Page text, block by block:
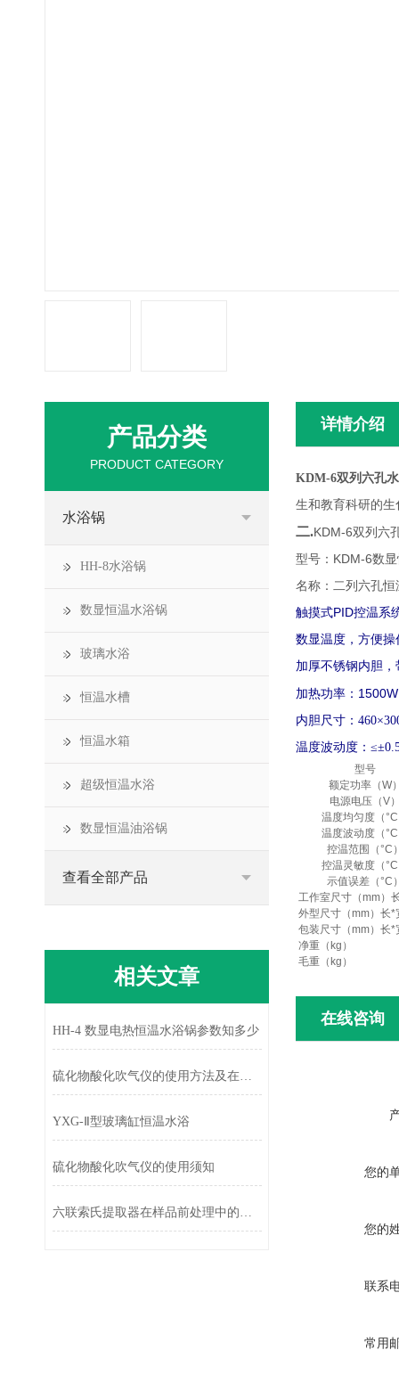
详情介绍
KDM-6双列六孔
生和教育科研的
二.KDM-6双列六
型号： KDM-6数
名称：二列六孔恒
触摸式PID控温系
数显温度，方便操
加厚不锈钢内胆，
加热功率： 1500W
内胆尺寸：
温度波动度：
型号
额定功率（W
电源电压（V
温度均匀度（
温度波动度（
控温范围（°C
控温灵敏度（
示值误差（°C
工作室尺寸（mm）
外型尺寸（mm）长*
包装尺寸（mm）长*
净重（kg）
毛重（kg）
在线咨询
您的
您的
联系
常用
产品分类
PRODUCT CATEGORY
水浴锅
HH-8水浴锅
数显恒温水浴锅
玻璃水浴
恒温水槽
恒温水箱
超级恒温水浴
数显恒温油浴锅
查看全部产品
相关文章
HH-4 数显电热恒温水浴锅参数知多少
硫化物酸化吹气仪的使用方法及在使用中需要注意的事项
YXG-Ⅱ型玻璃缸恒温水浴
硫化物酸化吹气仪的使用须知
六联索氏提取器在样品前处理中的应用与性能研究